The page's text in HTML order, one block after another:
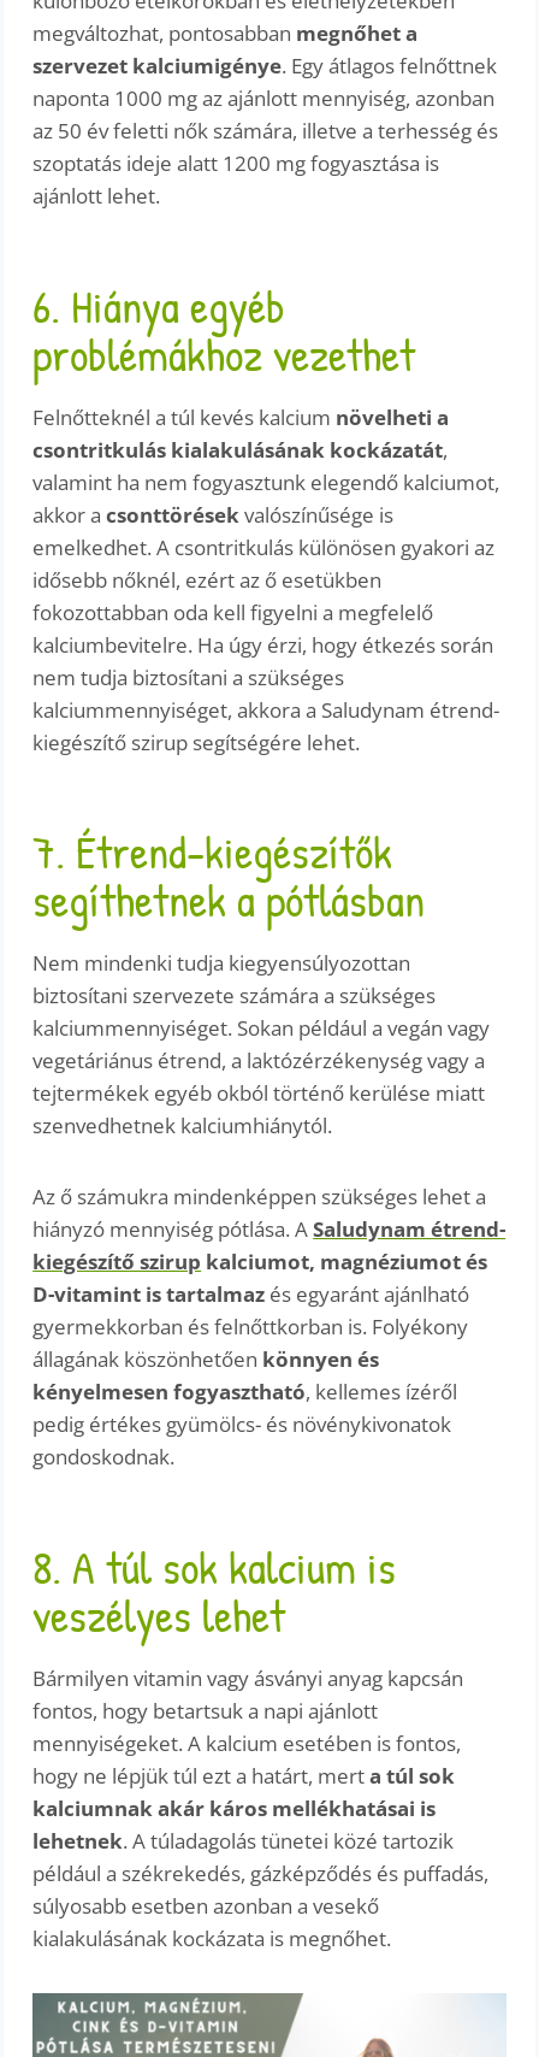
megváltozhat, pontosabban megnőhet a
szervezet kalciumigénye. Egy átlagos felnőttnek
naponta 1000 mg az ajánlott mennyiség, azonban
az 50 év feletti nők számára, illetve a terhesség és
szoptatás ideje alatt 1200 mg fogyasztása is
ajánlott lehet.
6. Hiánya egyéb
problémákhoz vezethet
Felnőtteknél a túl kevés kalcium növelheti a
csontritkulás kialakulásának kockázatát,
valamint ha nem fogyasztunk elegendő kalciumot,
akkor acsonttörésekvalószínűsége is
emelkedhet. A csontritkulás különösen gyakori az
idősebb nőknél, ezért az ő esetükben
fokozottabban oda kell figyelni a megfelelő
kalciumbevitelre. Ha úgy érzi, hogy étkezés során
nem tudja biztosítani a szükséges
kalciummennyiséget, akkora a Saludynam étrend-
kiegészítő szirup segítségére lehet.
7. Étrend-kiegészítők
segíthetnek a pótlásban
Nem mindenki tudja kiegyensúlyozottan
biztosítani szervezete számára a szükséges
kalciummennyiséget. Sokan például a vegán vagy
vegetáriánus étrend, a laktózérzékenység vagy a
tejtermékek egyéb okból történő kerülése miatt
szenvedhetnek kalciumhiánytól.
Az ő számukra mindenképpen szükséges lehet a
hiányzó mennyiség pótlása. ASaludynam étrend-
kiegészítő szirup kalciumot, magnéziumot és
D-vitamint is tartalmaz és egyaránt ajánlható
gyermekkorban és felnőttkorban is. Folyékony
állagának köszönhetően könnyen és
kényelmesen fogyasztható, kellemes ízéről
pedig értékes gyümölcs- és növénykivonatok
gondoskodnak.
8. A túl sok kalcium is
veszélyes lehet
Bármilyen vitamin vagy ásványi anyag kapcsán
fontos, hogy betartsuk a napi ajánlott
mennyiségeket. A kalcium esetében is fontos,
hogy ne lépjük túl ezt a határt, merta túl sok
kalciumnak akár káros mellékhatásai is
lehetnek. A túladagolás tünetei közé tartozik
például a székrekedés, gázképződés és puffadás,
súlyosabb esetben azonban a vesekő
kialakulásának kockázata is megnőhet.